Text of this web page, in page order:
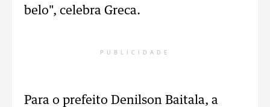
belo", celebra Greca.
PUBLICIDADE
Para o prefeito Denilson Baitala, a